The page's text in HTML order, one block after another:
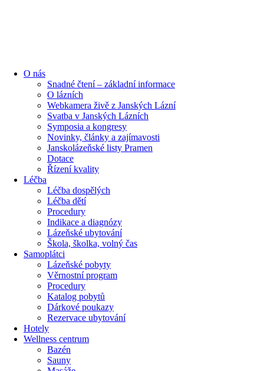
O nás
Snadné čtení – základní informace
O lázních
Webkamera živě z Janských Lázní
Svatba v Janských Lázních
Symposia a kongresy
Novinky, články a zajímavosti
Janskolázeňské listy Pramen
Dotace
Řízení kvality
Léčba
Léčba dospělých
Léčba dětí
Procedury
Indikace a diagnózy
Lázeňské ubytování
Škola, školka, volný čas
Samoplátci
Lázeňské pobyty
Věrnostní program
Procedury
Katalog pobytů
Dárkové poukazy​
Rezervace ubytování
Hotely
Wellness centrum
Bazén
Sauny